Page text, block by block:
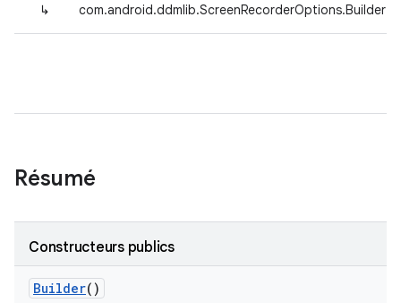
↳ com.android.ddmlib.ScreenRecorderOptions.Builder
Résumé
Constructeurs publics
Builder()